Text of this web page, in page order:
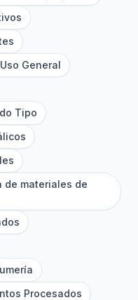
General
Tipo
de materiales de
Procesados